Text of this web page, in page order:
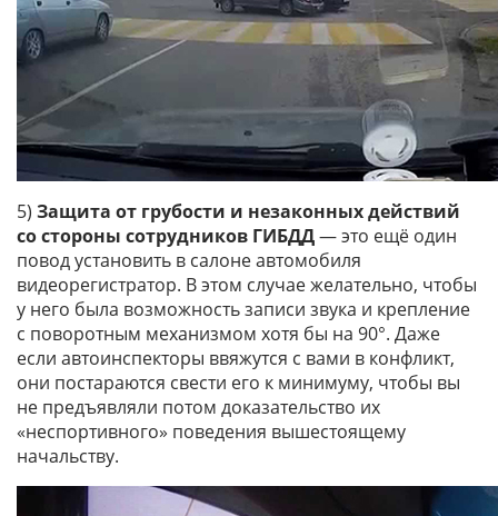
5) Защита от грубости и незаконных действий
со стороны сотрудников ГИБДД— это ещё один
повод установить в салоне автомобиля
видеорегистратор. В этом случае желательно, чтобы
у него была возможность записи звука и крепление
с поворотным механизмом хотя бы на 90°. Даже
если автоинспекторы ввяжутся с вами в конфликт,
они постараются свести его к минимуму, чтобы вы
не предъявляли потом доказательство их
«неспортивного» поведения вышестоящему
начальству.